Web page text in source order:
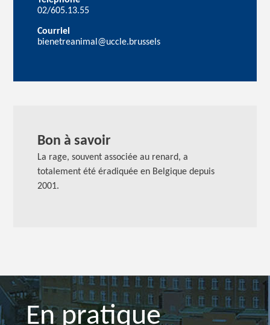
02/605.13.55
Courriel
bienetreanimal@uccle.brussels
Bon à savoir
La rage, souvent associée au renard, a
totalement été éradiquée en Belgique depuis
2001.
En pratique